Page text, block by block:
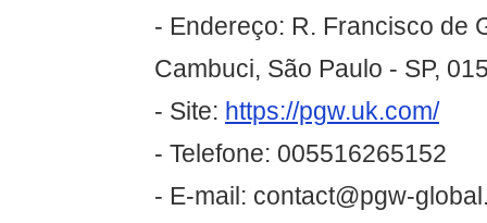
- Endereço: R. Francisco de
Cambuci, São Paulo - SP,
- Site: https://pgw.uk.com/
- Telefone: 005516265152
- E-mail: contact@pgw-